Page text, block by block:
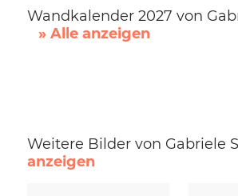
Wandkalender 2027 von
» Alle anzeigen
Weitere Bilder von Gabriele
anzeigen